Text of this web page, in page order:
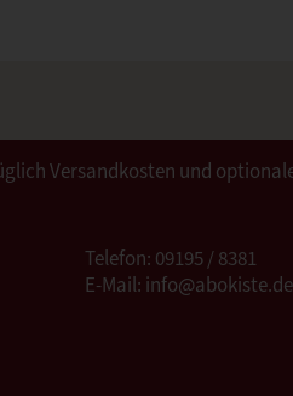
Versandkosten und
Telefon: 09195 / 8381
E-Mail: info@abokiste.de